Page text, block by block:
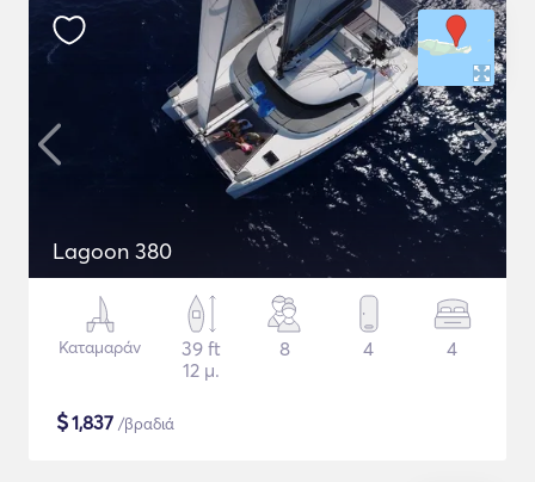
Lagoon 380
Καταμαράν
39 ft
12 μ.
8 4 4
$1,837 /βραδιά